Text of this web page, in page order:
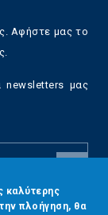
Αφήστε μας το
newsletters μας
καλύτερης
πλοήγηση, θα